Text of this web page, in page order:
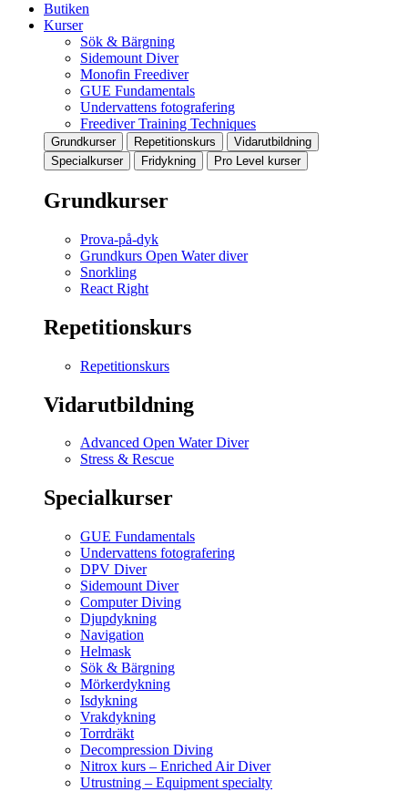
Butiken
Kurser
Sök & Bärgning
Sidemount Diver
Monofin Freediver
GUE Fundamentals
Undervattens fotografering
Freediver Training Techniques
Grundkurser Repetitionskurs
Vidarutbildning
Specialkurser
Fridykning Pro Level kurser
Grundkurser
Prova-på-dyk
Grundkurs Open Water diver
Snorkling
React Right
Repetitionskurs
Repetitionskurs
Vidarutbildning
Advanced Open Water Diver
Stress & Rescue
Specialkurser
GUE Fundamentals
Undervattens fotografering
DPV Diver
Sidemount Diver
Computer Diving
Djupdykning
Navigation
Helmask
Sök & Bärgning
Mörkerdykning
Isdykning
Vrakdykning
Torrdräkt
Decompression Diving
Nitrox kurs – Enriched Air Diver
Utrustning – Equipment specialty